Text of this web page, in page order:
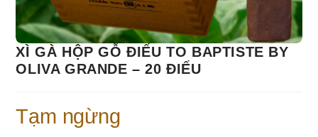
XÌ GÀ HỘP GỖ ĐIẾU TO BAPTISTE BY
OLIVA GRANDE – 20 ĐIẾU
Tạm ngừng